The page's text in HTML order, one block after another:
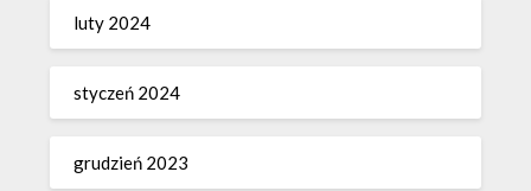
luty 2024
styczeń 2024
grudzień 2023